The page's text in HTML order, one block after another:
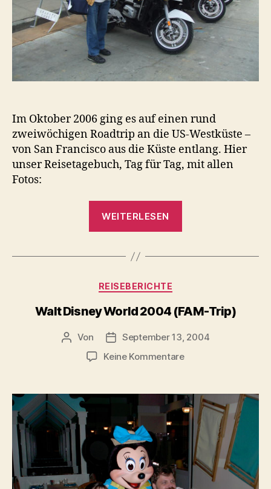
Im Oktober 2006 ging es auf einen rund
zweiwöchigen Roadtrip an die US-Westküste –
von San Francisco aus die Küste entlang. Hier
unser Reisetagebuch, Tag für Tag, mit allen
Fotos:
WEITERLESEN
2006“
Kategorien
REISEBERICHTE
Walt Disney World 2004 (FAM-Trip)
Beitragsautor
Von Beitragsdatum
September 13, 2004
Keine Kommentarezu
World
2004
(FAM-
Trip)